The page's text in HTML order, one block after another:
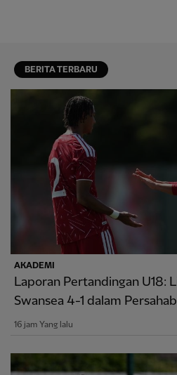
BERITA TERBARU
AKADEMI
Laporan Pertandingan U18:
Swansea 4-1 dalam
16 jam Yang lalu